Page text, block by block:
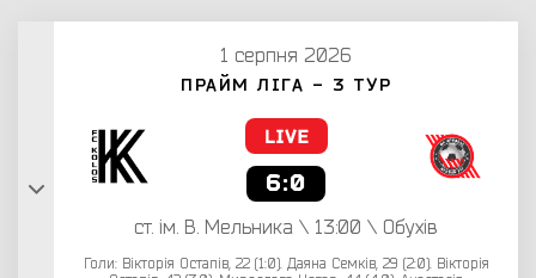
1 серпня 2026
ПРАЙМ ЛІГА - 3 ТУР
6:0
ст. ім. В. Мельника \ 13:00 \ Обухів
Голи: Вікторія Остапів, 22 (1:0). Даяна Семків, 29 (2:0). Вікторія